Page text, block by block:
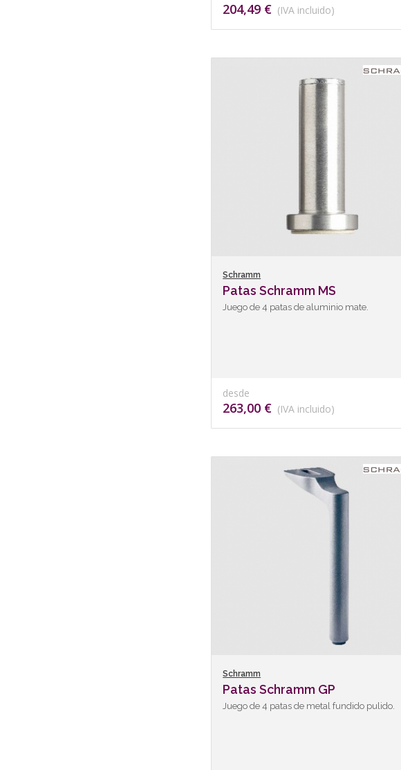
204,49 € (IVA incluido)
Schramm
Patas Schramm MS
Juego de 4 patas de aluminio mate.
desde
263,00 € (IVA incluido)
Schramm
Patas Schramm GP
Juego de 4 patas de metal fundido pulido.